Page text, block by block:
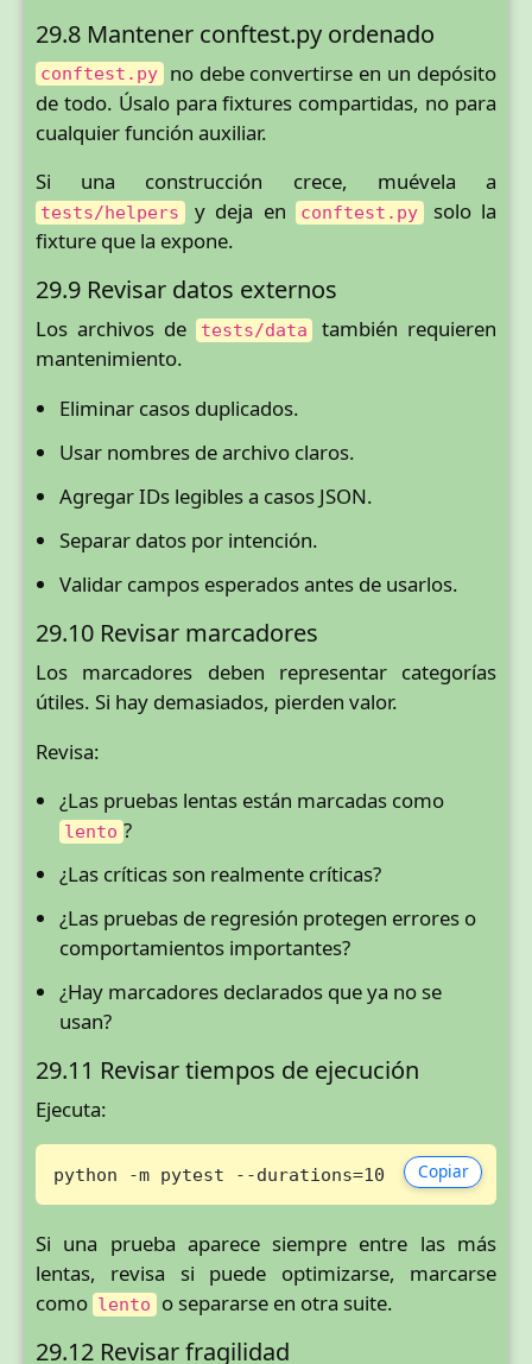
29.8 Mantener conftest.py ordenado
conftest.py no debe convertirse en un depósito
de todo. Úsalo para fixtures compartidas, no para
cualquier función auxiliar.
Si una construcción crece, muévela a
tests/helpers y deja en conftest.py solo la
fixture que la expone.
29.9 Revisar datos externos
Los archivos de tests/data
también requieren
mantenimiento.
Eliminar casos duplicados.
Usar nombres de archivo claros.
Agregar IDs legibles a casos JSON.
Separar datos por intención.
Validar campos esperados antes de usarlos.
29.10 Revisar marcadores
Los marcadores deben representar categorías
útiles. Si hay demasiados, pierden valor.
Revisa:
¿Las pruebas lentas están marcadas como
lento ?
¿Las críticas son realmente críticas?
¿Las pruebas de regresión protegen errores o
comportamientos importantes?
¿Hay marcadores declarados que ya no se
usan?
29.11 Revisar tiempos de ejecución
Ejecuta:
Copiar
python -m pytest --durations=10
Si una prueba aparece siempre entre las más
lentas, revisa si puede optimizarse, marcarse
como lento o separarse en otra suite.
29.12 Revisar fragilidad